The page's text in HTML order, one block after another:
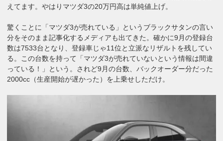
えてます。やはりマツダ3の20万円高は単純値上げ。
驚くことに「マツダ3が売れている」というブラックサタンの言い
分をそのまま記事化するメディアも出てきた。確かに9月の登録台
数は7533台となり、登録車じゃ11位と立派なリザルトを残してい
る。この台数を持って「マツダ3が売れていないという情報は間違
っている！」という。されど9月の台数、バックオーダー分だった
2000cc（生産開始が遅かった）を上乗せしただけ。